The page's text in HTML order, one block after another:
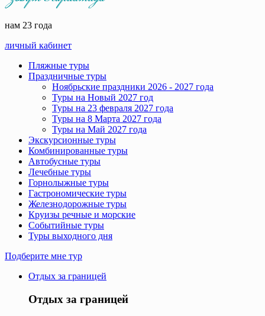
нам 23 года
личный кабинет
Пляжные туры
Праздничные туры
Ноябрьские праздники 2026 - 2027 года
Туры на Новый 2027 год
Туры на 23 февраля 2027 года
Туры на 8 Марта 2027 года
Туры на Май 2027 года
Экскурсионные туры
Комбинированные туры
Автобусные туры
Лечебные туры
Горнолыжные туры
Гастрономические туры
Железнодорожные туры
Круизы речные и морские
Событийные туры
Туры выходного дня
Подберите мне тур
Отдых за границей
Отдых за границей